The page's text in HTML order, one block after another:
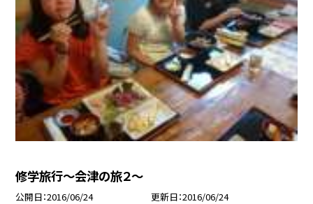
修学旅行〜会津の旅２〜
公開日 2016/06/24 更新日 2016/06/24